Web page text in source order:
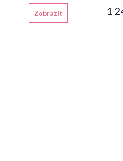
1
Zobrazit